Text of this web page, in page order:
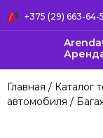
+375 (29) 663-64-
Главная / Каталог
автомобиля /